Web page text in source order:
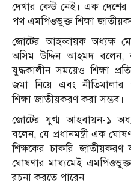
দেখার কেউ নেই। এক
পথ এমপিওভুক্ত শিক্ষা
জোটের আহব্বায়ক অধ্যক্ষ
অসিম উদ্দিন আহমদ বলেন,
যুদ্ধকালীন সময়েও শিক্ষা
জমা নিয়ে এবং নীতিমালার
শিক্ষা জাতীয়করণ করা সম্ভব।
জোটের যুগ্ম আহবায়ন-১
বলেন, যে প্রধানমন্ত্রী এক
শিক্ষকের চাকরি
ঘোষণার মাধ্যমেই
রচনা করতে পারেন